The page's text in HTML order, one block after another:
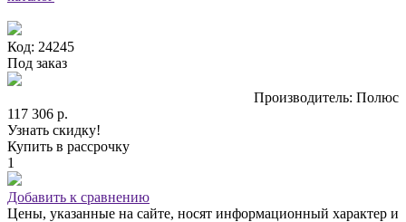
Код: 24245
Под заказ
Производитель: Полюс
117 306 р.
Узнать скидку!
Купить в рассрочку
1
Добавить к сравнению
Цены, указанные на сайте, носят информационный характер и